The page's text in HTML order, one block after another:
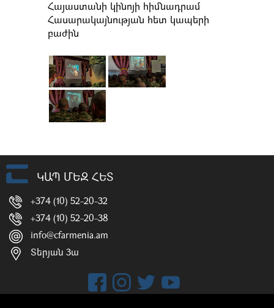
Հայաստանի կինոյի հիմնադրամ
Հասարակայնության հետ կապերի
բաժին
ԿԱՊ ՄԵԶ ՀԵՏ
+374 (10) 52-20-32
+374 (10) 52-20-38
info@cfarmenia.am
Տերյան 3ա